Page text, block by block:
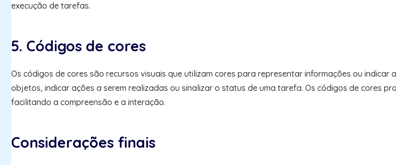
execução de tarefas.
5. Códigos de cores
Os códigos de cores são recursos visuais que utilizam cores para representar informações ou
objetos, indicar ações a serem realizadas ou sinalizar o status de uma tarefa. Os códigos de cores
facilitando a compreensão e a interação.
Considerações finais